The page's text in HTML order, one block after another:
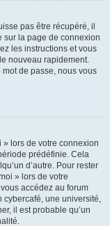
pas être récupéré, il
sur la page de connexion
les instructions et vous
nouveau rapidement.
de passe, nous vous
lors de votre connexion
prédéfinie. Cela
d’autre. Pour rester
» lors de votre
accédez au forum
une université,
il est probable qu’un